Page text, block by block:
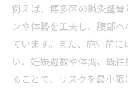
れる理由
駅近で妊婦が通
ポイント
腰痛や不調も妊婦が
例えば、博多区の鍼灸整
ンや体勢を工夫し、腹部
ています。また、施術前
い、妊娠週数や体調、既
ることで、リスクを最小限